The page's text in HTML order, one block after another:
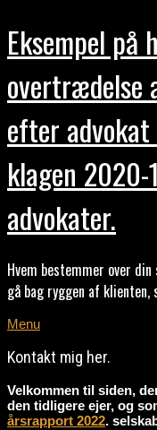
Eksempel på
overtrædelse
efter
klagen
advokater.
Hvem bestemmer over
gå bag ryggen af
Menu
Kontakt mig her.
Velkommen til siden,
den tidligere ejer, og
årsrapport 2022.